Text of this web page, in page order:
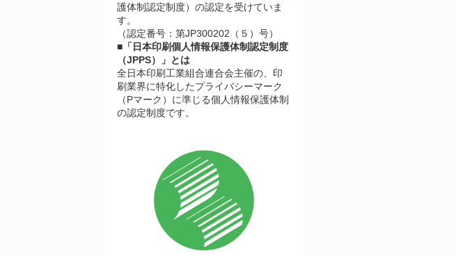
護体制認定制度）の認定を受けていま
す。
（認定番号：第JP300202（５）号）
■「日本印刷個人情報保護体制認定制度
（JPPS）」とは
全日本印刷工業組合連合会主催の、印
刷業界に特化したプライバシーマーク
（Pマーク）に準じる個人情報保護体制
の認定制度です。